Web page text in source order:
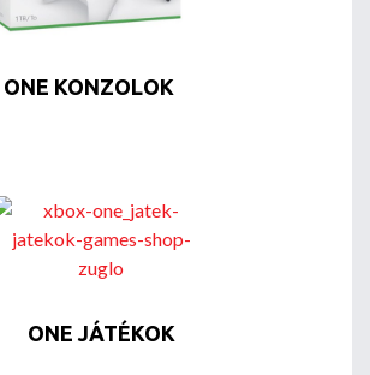
ONE KONZOLOK
ONE JÁTÉKOK